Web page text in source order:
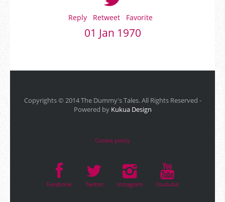
Reply Retweet Favorite
01 Jan 1970
Copyrights © 2014 The Dummy's Tales. All Rights Reserved -
Powered by Kukua Design
Cookie policy
Facebook Twitter Instagram Youtube